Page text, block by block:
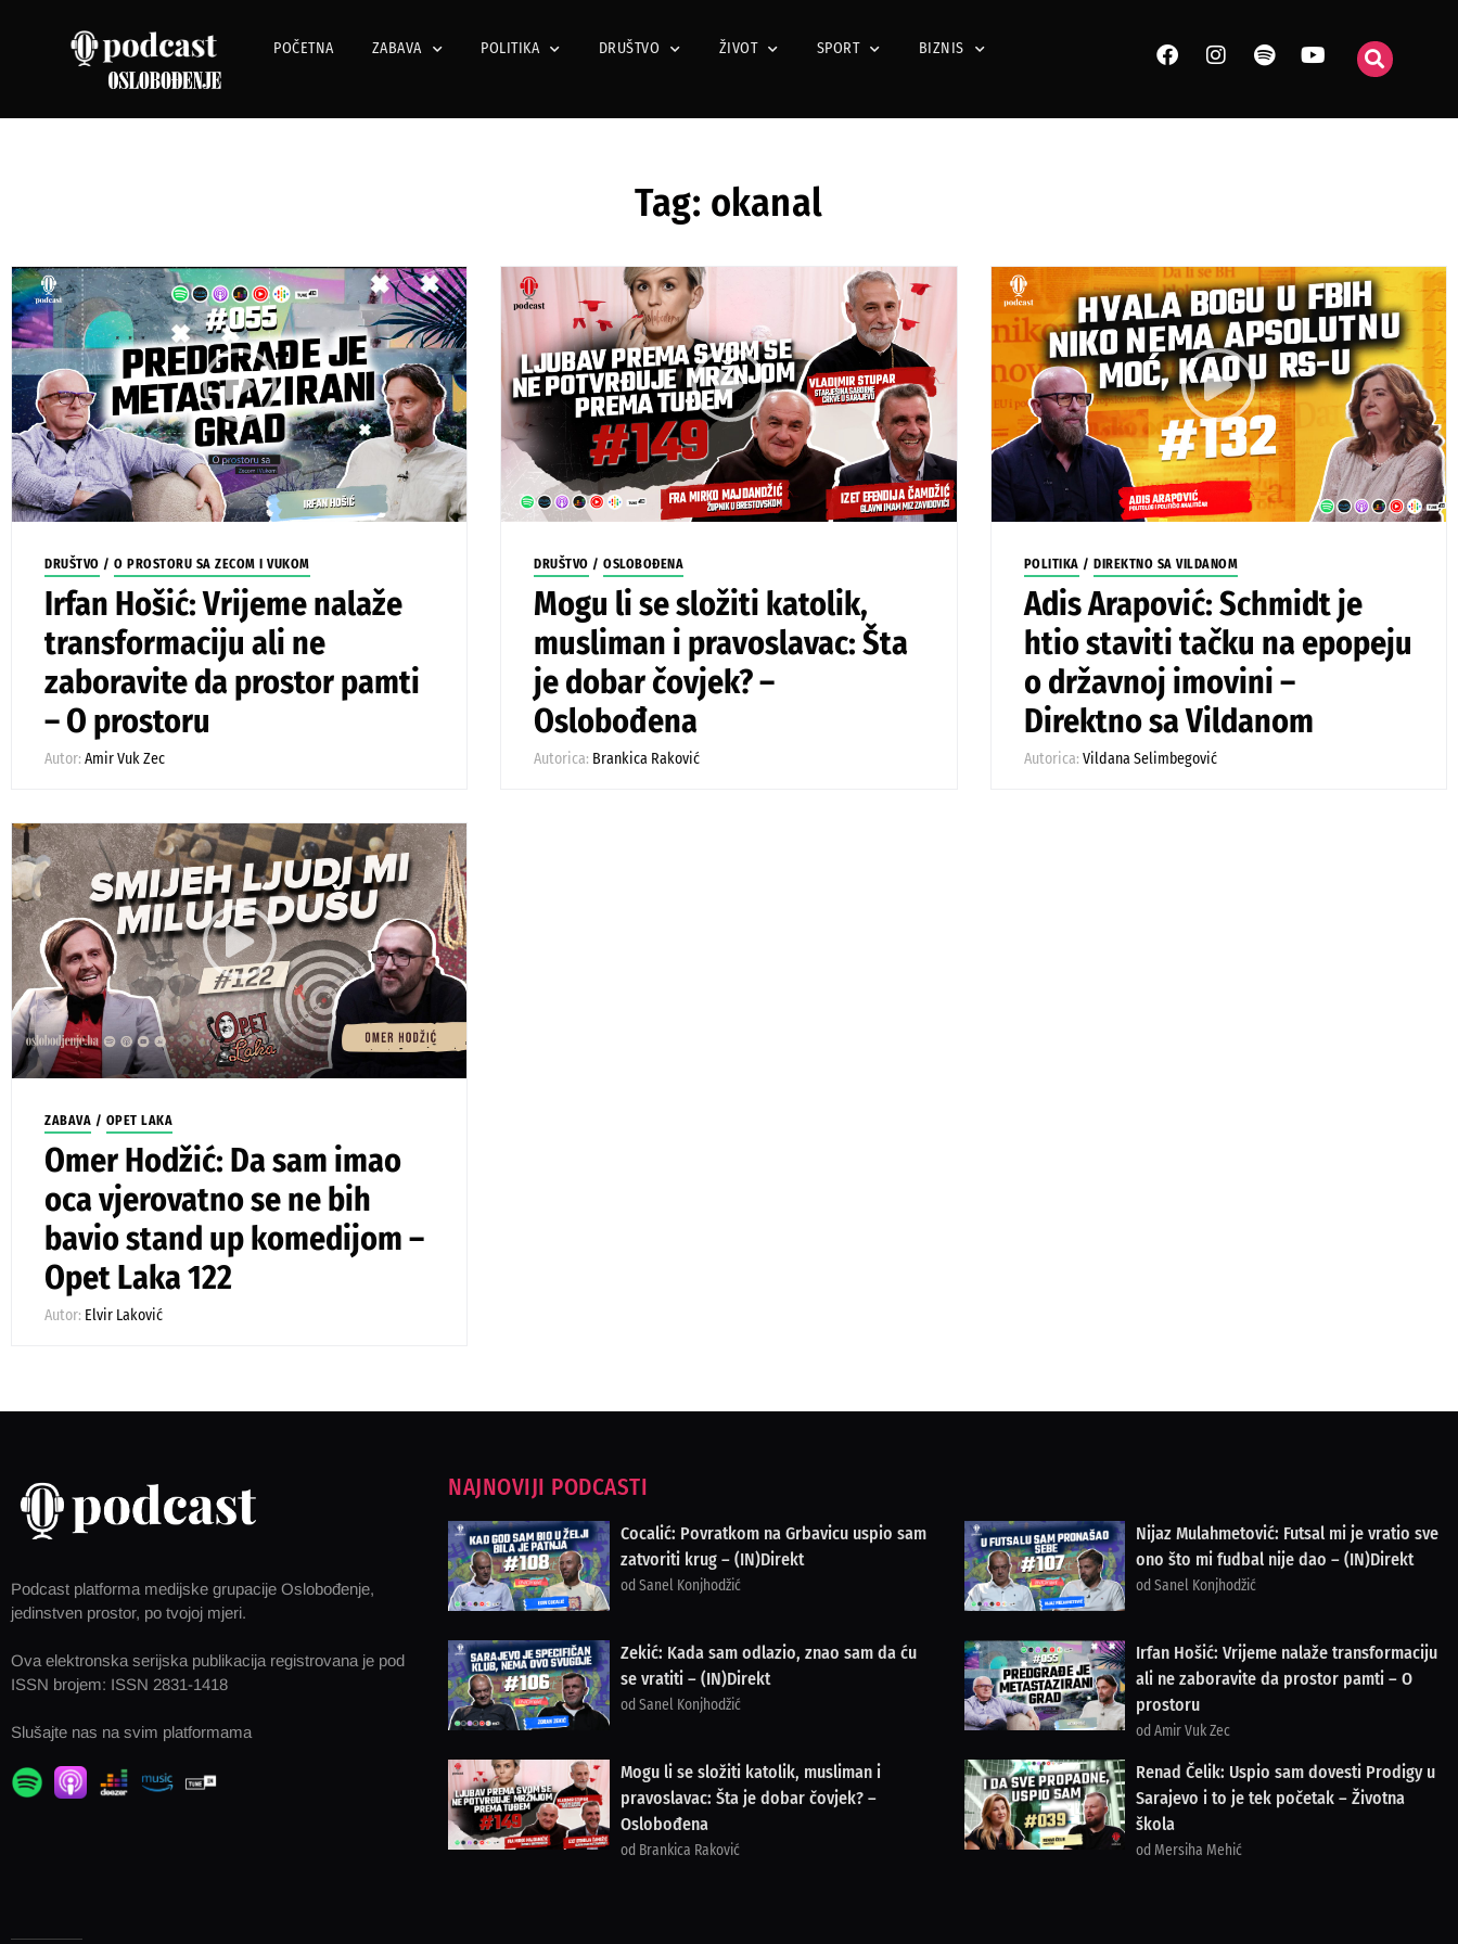
POČETNA ZABAVA POLITIKA DRUŠTVO ŽIVOT SPORT BIZNIS
Tag: okanal
DRUŠTVO / O PROSTORU SA ZECOM I VUKOM
Irfan Hošić: Vrijeme nalaže
transformaciju ali ne
zaboravite da prostor pamti
– O prostoru
Autor: Amir Vuk Zec
DRUŠTVO /OSLOBOĐENA
Mogu li se složiti katolik,
musliman i pravoslavac: Šta
je dobar čovjek? –
Oslobođena
Autorica: Brankica Raković
POLITIKA / DIREKTNO SA VILDANOM
Adis Arapović: Schmidt je
htio staviti tačku na epopeju
o državnoj imovini –
Direktno sa Vildanom
Autorica: Vildana Selimbegović
ZABAVA / OPET LAKA
Omer Hodžić: Da sam imao
oca vjerovatno se ne bih
bavio stand up komedijom –
Opet Laka 122
Autor: Elvir Laković
Podcast platforma medijske grupacije Oslobođenje,
jedinstven prostor, po tvojoj mjeri.
Ova elektronska serijska publikacija registrovana je pod
ISSN brojem: ISSN 2831-1418
Slušajte nas na svim platformama
NAJNOVIJI PODCASTI
Cocalić: Povratkom na Grbavicu uspio sam
zatvoriti krug – (IN)Direkt
od Sanel Konjhodžić
Nijaz Mulahmetović: Futsal mi je vratio sve
ono što mi fudbal nije dao – (IN)Direkt
od Sanel Konjhodžić
Zekić: Kada sam odlazio, znao sam da ću
se vratiti – (IN)Direkt
od Sanel Konjhodžić
Irfan Hošić: Vrijeme nalaže transformaciju
ali ne zaboravite da prostor pamti – O
prostoru
od Amir Vuk Zec
Mogu li se složiti katolik, musliman i
pravoslavac: Šta je dobar čovjek? –
Oslobođena
od Brankica Raković
Renad Čelik: Uspio sam dovesti Prodigy u
Sarajevo i to je tek početak – Životna
škola
od Mersiha Mehić